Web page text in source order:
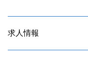
求人情報